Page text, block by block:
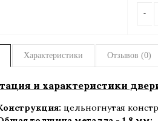
-
Характеристики Отзывов (0)
и характеристики
цельногнутая